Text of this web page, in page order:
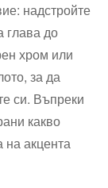
надстройте
глава до
хром или
за да
си. Въпреки
какво
на акцента